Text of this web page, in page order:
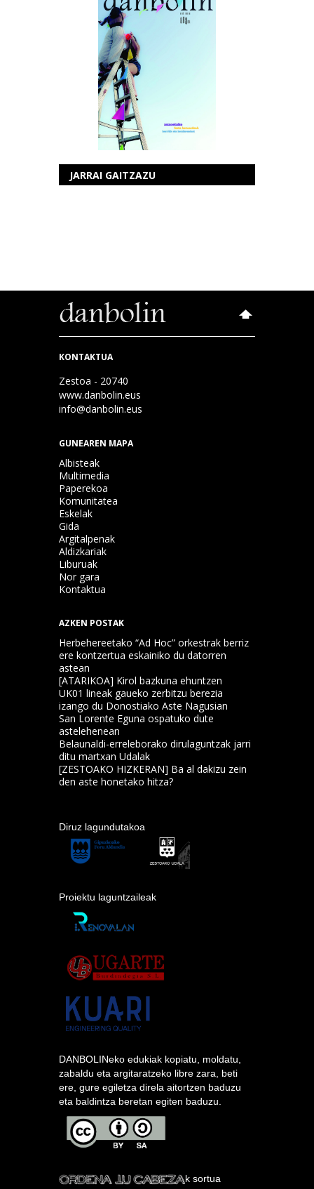
JARRAI GAITZAZU
KONTAKTUA
Zestoa - 20740
www.danbolin.eus
info@danbolin.eus
GUNEAREN MAPA
Albisteak
Multimedia
Paperekoa
Komunitatea
Eskelak
Gida
Argitalpenak
Aldizkariak
Liburuak
Nor gara
Kontaktua
AZKEN POSTAK
Herbehereetako “Ad Hoc” orkestrak berriz
ere kontzertua eskainiko du datorren
astean
[ATARIKOA] Kirol bazkuna ehuntzen
UK01 lineak gaueko zerbitzu berezia
izango du Donostiako Aste Nagusian
San Lorente Eguna ospatuko dute
astelehenean
Belaunaldi-erreleborako dirulaguntzak jarri
ditu martxan Udalak
[ZESTOAKO HIZKERAN] Ba al dakizu zein
den aste honetako hitza?
Diruz lagundutakoa
Proiektu laguntzaileak
DANBOLINeko edukiak kopiatu, moldatu,
zabaldu eta argitaratzeko libre zara, beti
ere, gure egiletza direla aitortzen baduzu
eta baldintza beretan egiten baduzu.
k sortua